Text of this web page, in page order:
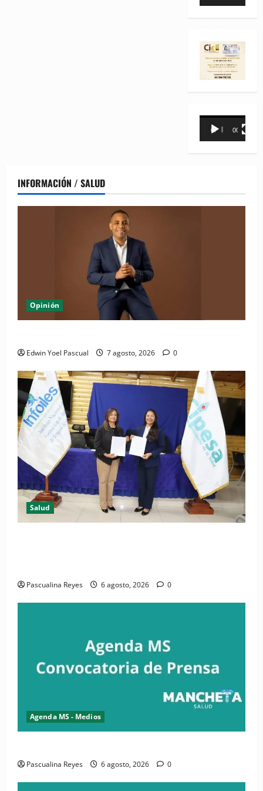
Reproductor
00:00 00:31
INFORMACIÓN / SALUD
Opinión
Edwin Yoel Pascual 7 agosto, 2026 0
Salud
Pascualina Reyes 6 agosto, 2026 0
Agenda MS - Medios
Pascualina Reyes 6 agosto, 2026 0